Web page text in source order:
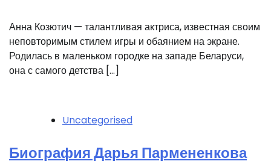
Анна Козютич — талантливая актриса, известная своим
неповторимым стилем игры и обаянием на экране.
Родилась в маленьком городке на западе Беларуси,
она с самого детства […]
Uncategorised
Биография Дарья Пармененкова